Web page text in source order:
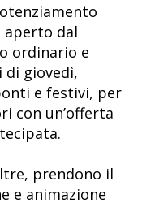
aperto dal
ordinario e
di giovedì,
e festivi, per
con un’offerta
prendono il
e animazione